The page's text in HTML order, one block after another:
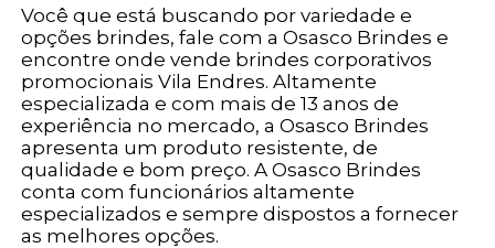
Você que está buscando por variedade e
opções brindes, fale com a Osasco Brindes e
encontre onde vende brindes corporativos
promocionais Vila Endres. Altamente
especializada e com mais de 13 anos de
experiência no mercado, a Osasco Brindes
apresenta um produto resistente, de
qualidade e bom preço. A Osasco Brindes
conta com funcionários altamente
especializados e sempre dispostos a fornecer
as melhores opções.